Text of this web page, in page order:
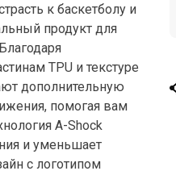
к баскетболу и
продукт для
TPU и текстуре
дополнительную
помогая вам
A-Shock
и уменьшает
с логотипом